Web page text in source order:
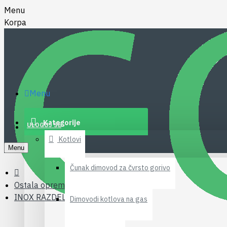
Menu
Korpa
Menu
Kategorije
Kotlovi
Čunak dimovod za čvrsto gorivo
Dimovodi kotlova na gas
ULOGUJ SE
Menu
Ostala oprema za grejanje
INOX RAZDELNI SET 1" x 10